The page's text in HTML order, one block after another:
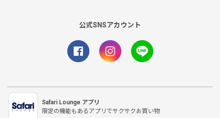
公式SNSアカウント
Safari Lounge アプリ
限定の機能もあるアプリでサクサクお買い物